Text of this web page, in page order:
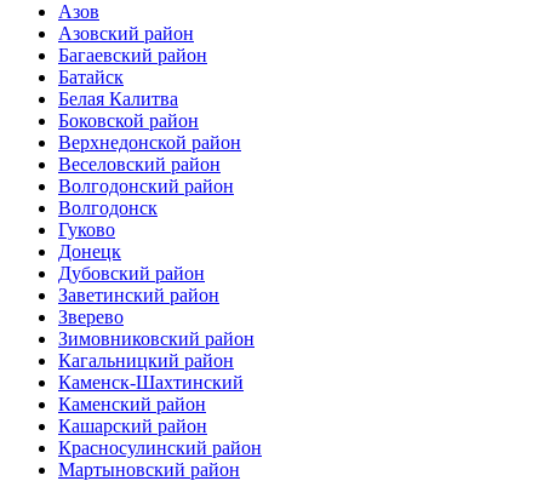
Азов
Азовский район
Багаевский район
Батайск
Белая Калитва
Боковской район
Верхнедонской район
Веселовский район
Волгодонский район
Волгодонск
Гуково
Донецк
Дубовский район
Заветинский район
Зверево
Зимовниковский район
Кагальницкий район
Каменск-Шахтинский
Каменский район
Кашарский район
Красносулинский район
Мартыновский район